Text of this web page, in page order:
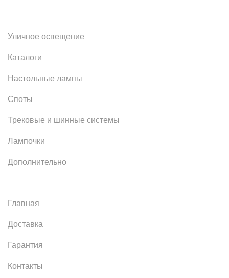
Уличное освещение
Каталоги
Настольные лампы
Споты
Трековые и шинные системы
Лампочки
Дополнительно
Главная
Доставка
Гарантия
Контакты